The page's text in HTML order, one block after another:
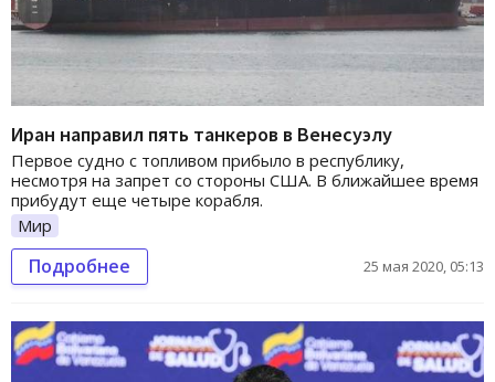
Иран направил пять танкеров в Венесуэлу
Первое судно с топливом прибыло в республику,
несмотря на запрет со стороны США. В ближайшее время
прибудут еще четыре корабля.
Мир
Подробнее 25 мая 2020, 05:13